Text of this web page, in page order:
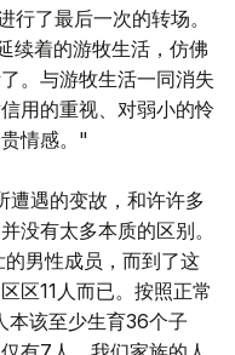
了最后一次的转场。
续着的游牧生活，仿佛
。与游牧生活一同消失
用的重视、对弱小的怜
情感。"
遭遇的变故，和许许多
没有太多本质的区别。
男性成员，而到了这
区11人而已。按照正常
本该至少生育36个子